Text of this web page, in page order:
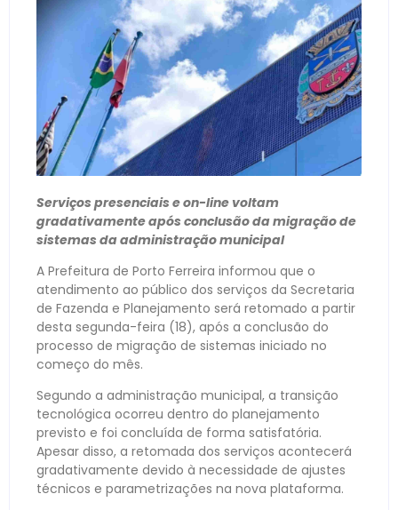
Serviços presenciais e on-line voltam
gradativamente após conclusão da migração de
sistemas da administração municipal
A Prefeitura de Porto Ferreira informou que o
atendimento ao público dos serviços da Secretaria
de Fazenda e Planejamento será retomado a partir
desta segunda-feira (18), após a conclusão do
processo de migração de sistemas iniciado no
começo do mês.
Segundo a administração municipal, a transição
tecnológica ocorreu dentro do planejamento
previsto e foi concluída de forma satisfatória.
Apesar disso, a retomada dos serviços acontecerá
gradativamente devido à necessidade de ajustes
técnicos e parametrizações na nova plataforma.